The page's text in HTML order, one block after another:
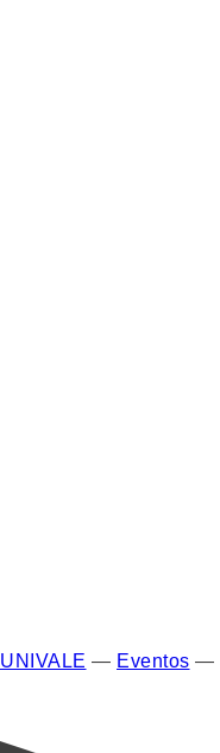
UNIVALE — Eventos —